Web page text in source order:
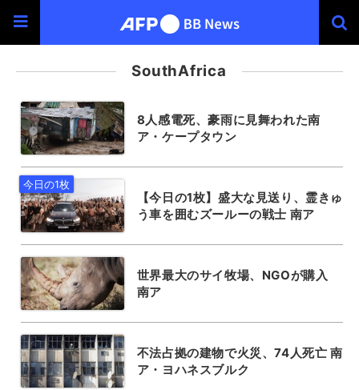
SouthAfrica
8人感電死、豪雨に見舞われた南
ア・ケープタウン
【今日の1枚】盛大な見送り、霊きゅ
う車を囲むズールーの戦士 南ア
世界最大のサイ牧場、NGOが購入
南ア
不法占拠の建物で火災、74人死亡 南
ア・ヨハネスブルク